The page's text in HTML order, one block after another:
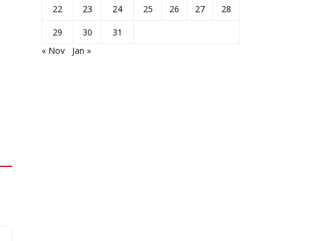
22
23 24 25 26 27
28
29
30
31
« Nov
Jan »